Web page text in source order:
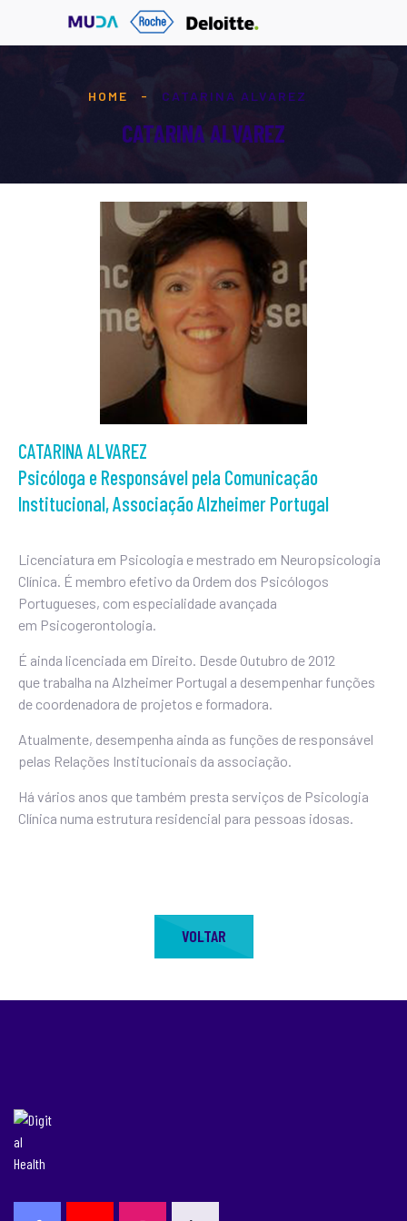
CATARINA ALVAREZ
HOME - CATARINA ALVAREZ
CATARINA ALVAREZ
Psicóloga e Responsável pela Comunicação
Institucional, Associação Alzheimer Portugal
Licenciatura em Psicologia e mestrado em Neuropsicologia
Clínica. É membro efetivo da Ordem dos Psicólogos
Portugueses, com especialidade avançada
em Psicogerontologia.
É ainda licenciada em Direito. Desde Outubro de 2012
que trabalha na Alzheimer Portugal a desempenhar funções
de coordenadora de projetos e formadora.
Atualmente, desempenha ainda as funções de responsável
pelas Relações Institucionais da associação.
Há vários anos que também presta serviços de Psicologia
Clínica numa estrutura residencial para pessoas idosas.
VOLTAR